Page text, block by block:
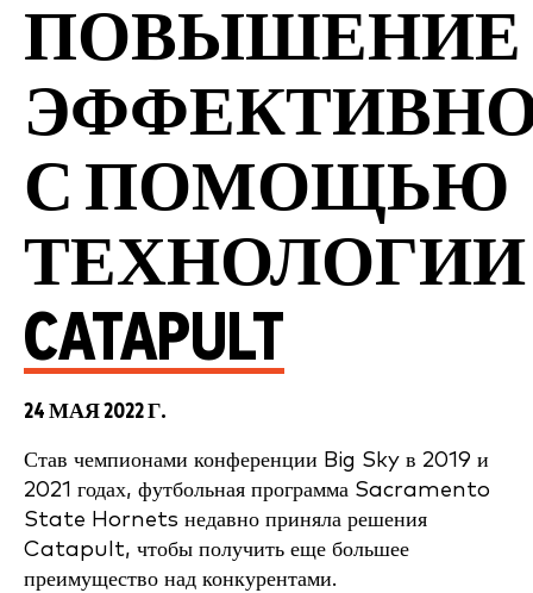
ПОВЫШЕНИЕ
С ПОМОЩЬЮ
ТЕХНОЛОГИИ
CATAPULT
24 МАЯ 2022 Г.
Став чемпионами конференции Big Sky в 2019 и
2021 годах, футбольная программа Sacramento
State Hornets недавно приняла решения
Catapult, чтобы получить еще большее
преимущество над конкурентами.